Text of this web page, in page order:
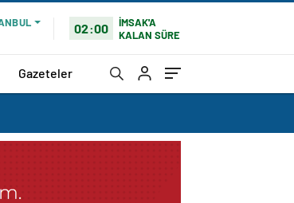
02:00
İMSAK'A
KALAN SÜRE
Gazeteler